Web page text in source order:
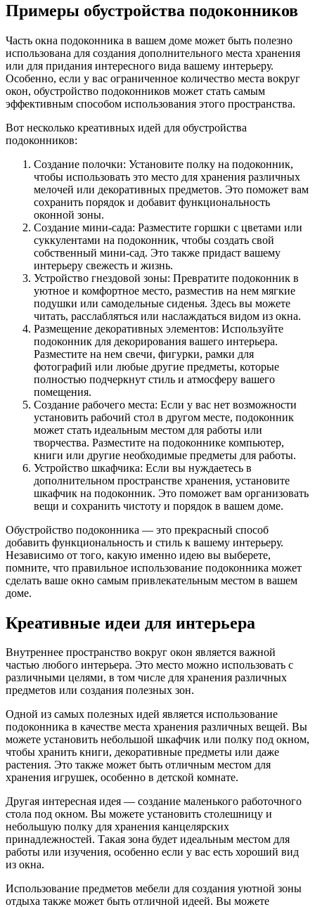
Примеры обустройства подоконников
Часть окна подоконника в вашем доме может быть полезно
использована для создания дополнительного места хранения
или для придания интересного вида вашему интерьеру.
Особенно, если у вас ограниченное количество места вокруг
окон, обустройство подоконников может стать самым
эффективным способом использования этого пространства.
Вот несколько креативных идей для обустройства
подоконников:
Создание полочки: Установите полку на подоконник,
чтобы использовать это место для хранения различных
мелочей или декоративных предметов. Это поможет вам
сохранить порядок и добавит функциональность
оконной зоны.
Создание мини-сада: Разместите горшки с цветами или
суккулентами на подоконник, чтобы создать свой
собственный мини-сад. Это также придаст вашему
интерьеру свежесть и жизнь.
Устройство гнездовой зоны: Превратите подоконник в
уютное и комфортное место, разместив на нем мягкие
подушки или самодельные сиденья. Здесь вы можете
читать, расслабляться или наслаждаться видом из окна.
Размещение декоративных элементов: Используйте
подоконник для декорирования вашего интерьера.
Разместите на нем свечи, фигурки, рамки для
фотографий или любые другие предметы, которые
полностью подчеркнут стиль и атмосферу вашего
помещения.
Создание рабочего места: Если у вас нет возможности
установить рабочий стол в другом месте, подоконник
может стать идеальным местом для работы или
творчества. Разместите на подоконнике компьютер,
книги или другие необходимые предметы для работы.
Устройство шкафчика: Если вы нуждаетесь в
дополнительном пространстве хранения, установите
шкафчик на подоконник. Это поможет вам организовать
вещи и сохранить чистоту и порядок в вашем доме.
Обустройство подоконника — это прекрасный способ
добавить функциональность и стиль к вашему интерьеру.
Независимо от того, какую именно идею вы выберете,
помните, что правильное использование подоконника может
сделать ваше окно самым привлекательным местом в вашем
доме.
Креативные идеи для интерьера
Внутреннее пространство вокруг окон является важной
частью любого интерьера. Это место можно использовать с
различными целями, в том числе для хранения различных
предметов или создания полезных зон.
Одной из самых полезных идей является использование
подоконника в качестве места хранения различных вещей. Вы
можете установить небольшой шкафчик или полку под окном,
чтобы хранить книги, декоративные предметы или даже
растения. Это также может быть отличным местом для
хранения игрушек, особенно в детской комнате.
Другая интересная идея — создание маленького работочного
стола под окном. Вы можете установить столешницу и
небольшую полку для хранения канцелярских
принадлежностей. Такая зона будет идеальным местом для
работы или изучения, особенно если у вас есть хороший вид
из окна.
Использование предметов мебели для создания уютной зоны
отдыха также может быть отличной идеей. Вы можете